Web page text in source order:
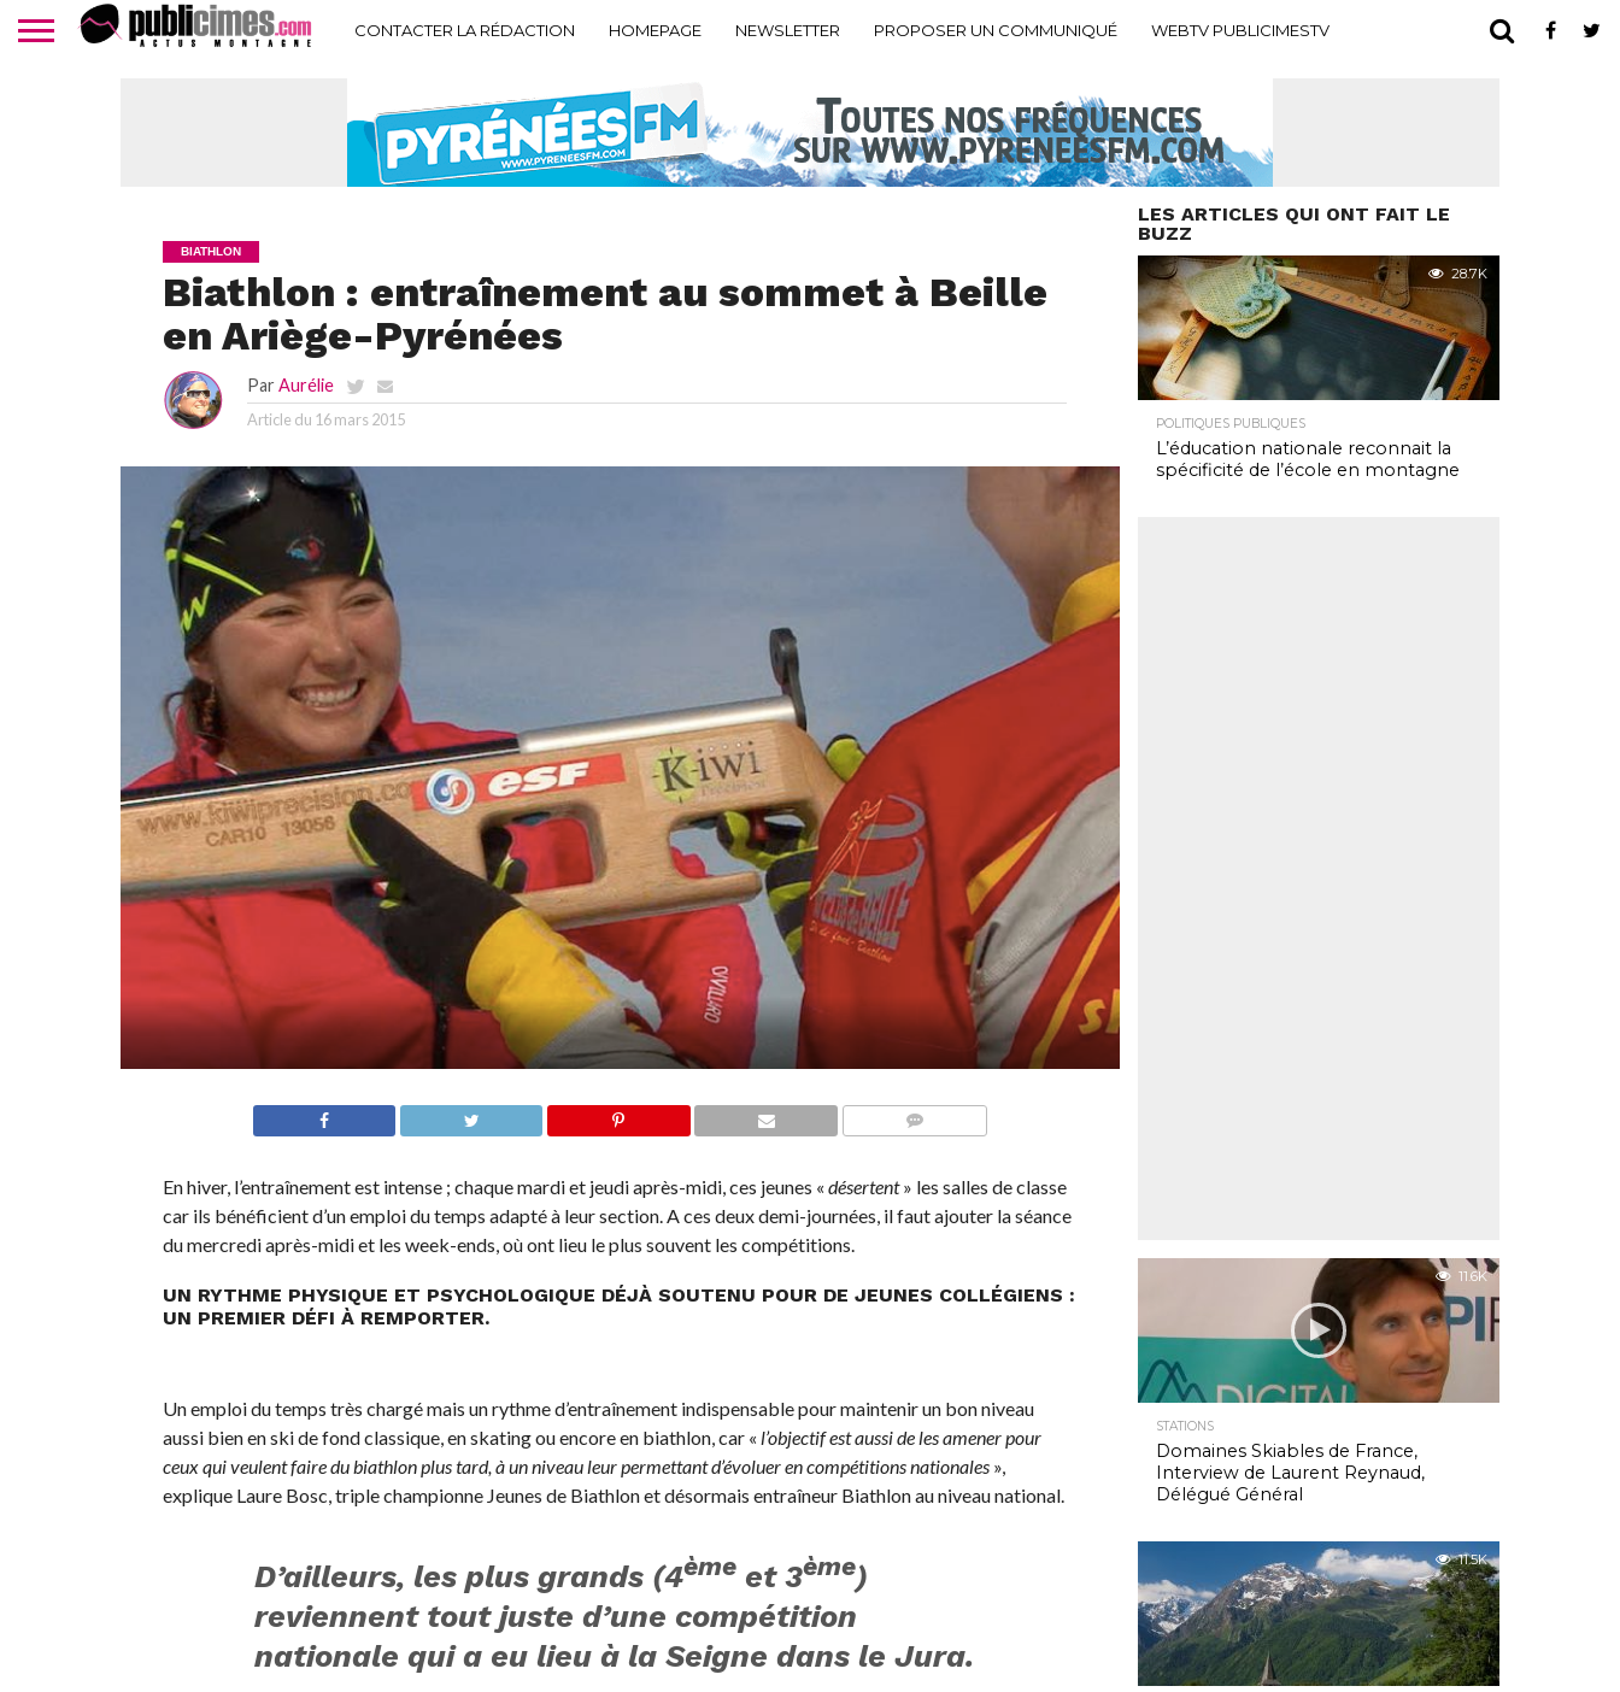
CONTACTER LA RÉDACTION HOMEPAGE NEWSLETTER PROPOSER UN COMMUNIQUÉ WEBTV PUBLICIMESTV
BIATHLON
Biathlon : entraînement au sommet à Beille
en Ariège-Pyrénées
Par Aurélie
Article du 16 mars 2015
En hiver, l’entraînement est intense ; chaque mardi et jeudi après-midi, ces jeunes « désertent» les salles de classe
car ils bénéficient d’un emploi du temps adapté à leur section. A ces deux demi-journées, il faut ajouter la séance
du mercredi après-midi et les week-ends, où ont lieu le plus souvent les compétitions.
UN RYTHME PHYSIQUE ET PSYCHOLOGIQUE DÉJÀ SOUTENU POUR DE JEUNES COLLÉGIENS :
UN PREMIER DÉFI À REMPORTER.
Un emploi du temps très chargé mais un rythme d’entraînement indispensable pour maintenir un bon niveau
aussi bien en ski de fond classique, en skating ou encore en biathlon, car « l’objectif est aussi de les amener pour
ceux qui veulent faire du biathlon plus tard, à un niveau leur permettant d’évoluer en compétitions nationales »,
explique Laure Bosc, triple championne Jeunes de Biathlon et désormais entraîneur Biathlon au niveau national.
D’ailleurs, les plus grands (4èmeet 3ème)
reviennent tout juste d’une compétition
nationale qui a eu lieu à la Seigne dans le Jura.
LES ARTICLES QUI ONT FAIT LE
BUZZ
28.7K
POLITIQUES PUBLIQUES
L’éducation nationale reconnait la
spécificité de l’école en montagne
11.6K
STATIONS
Domaines Skiables de France,
Interview de Laurent Reynaud,
Délégué Général
11.5K